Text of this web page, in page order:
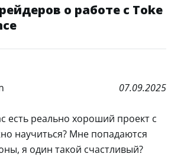
о работе с Toke
07.09.2025
есть реально хороший проект с
научиться? Мне попадаются
я один такой счастливый?